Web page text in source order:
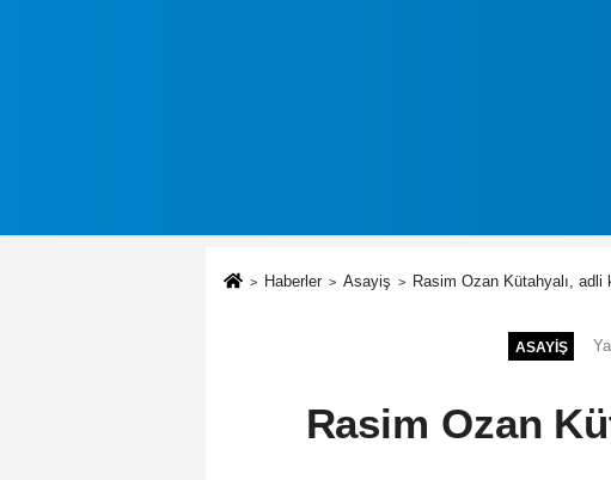
Haberler Asayiş Rasim Ozan Kütahyalı, adli
ASAYIŞ
Rasim Ozan